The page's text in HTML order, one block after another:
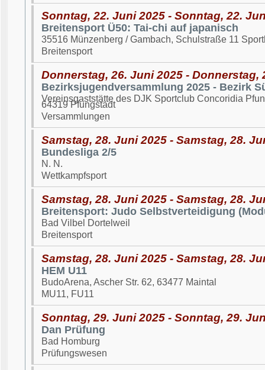
Sonntag, 22. Juni 2025 - Sonntag, 22.
Breitensport Ü50: Tai-chi auf japanisch
35516 Münzenberg / Gambach, Schulstraße 11
Breitensport
Donnerstag, 26. Juni 2025 - Donnerstag,
Bezirksjugendversammlung 2025 - Bezirk
Vereinsgaststätte des DJK Sportclub Concoridia
64319 Pfungstadt
Versammlungen
Samstag, 28. Juni 2025 - Samstag, 28.
Bundesliga 2/5
N. N.
Wettkampfsport
Samstag, 28. Juni 2025 - Samstag, 28.
Breitensport: Judo Selbstverteidigung
Bad Vilbel Dortelweil
Breitensport
Samstag, 28. Juni 2025 - Samstag, 28.
HEM U11
BudoArena, Ascher Str. 62, 63477 Maintal
MU11, FU11
Sonntag, 29. Juni 2025 - Sonntag, 29.
Dan Prüfung
Bad Homburg
Prüfungswesen